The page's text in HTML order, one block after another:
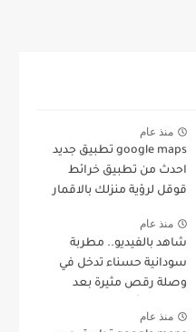
منذ عام
google maps تطبيق جديد
احدث من تطبيق خرائط
قوقل لرؤية منزلك بالاقمار
منذ عام
شاهد بالفيديو.. مطربة
سودانية حسناء تدخل في
وصلة رقص مثيرة بعد
وتصرخ: (واي أنا من رقيص
منذ عام